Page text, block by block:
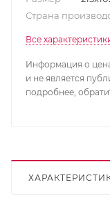
Страна
Все
Информация о
и не является
подробнее,